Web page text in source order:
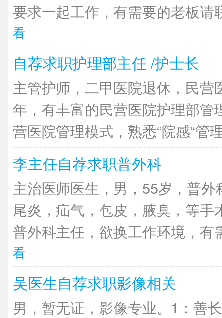
要求一起工作，有需要的老板请
看
自荐求职护理部主任 /护士长
主管护师，二甲医院退休，民营
年，有丰富的民营医院护理部管
营医院管理模式，熟悉“院感“管
李主任自荐求职普外科
主治医师医生，男，55岁，普
尾炎，疝气，包皮，腋臭，等手
普外科主任，欲换工作环境，有
看
吴医生自荐求职影像相关
男，暂无证，影像专业。1：善